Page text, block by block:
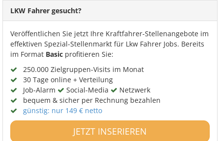
LKW Fahrer gesucht?
Veröffentlichen Sie jetzt Ihre Kraftfahrer-Stellenangebote im
effektiven Spezial-Stellenmarkt für Lkw Fahrer Jobs. Bereits
im Format Basic profitieren Sie:
250.000 Zielgruppen-Visits im Monat
30 Tage online + Verteilung
Job-Alarm
Social-Media
Netzwerk
bequem & sicher per Rechnung bezahlen
günstig: nur 149 € netto
JETZT INSERIEREN